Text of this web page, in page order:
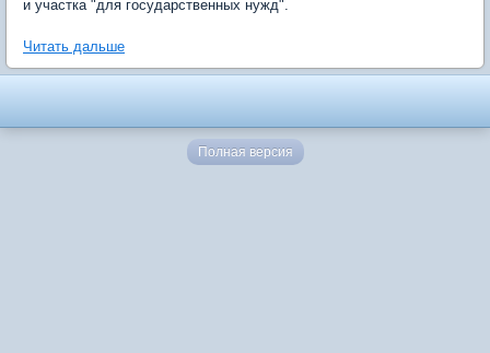
и участка "для государственных нужд".
Читать дальше
Полная версия